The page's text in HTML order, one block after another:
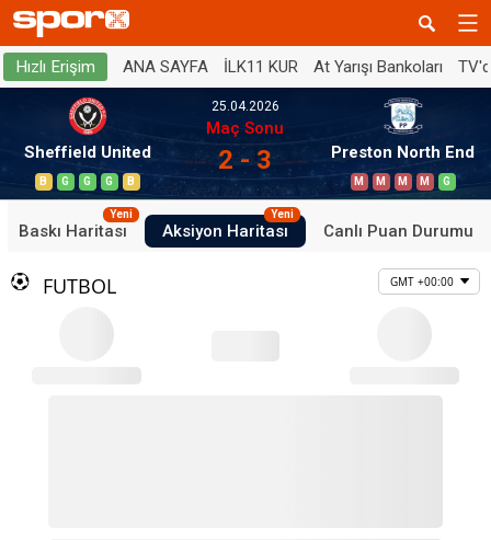
Hızlı Erişim ANA SAYFA İLK11 KUR At Yarışı Bankoları
Sheffield United
B G G G B
25.04.2026
Maç Sonu
2 - 3 Preston North End
M M M M G
Baskı Haritası
Yeni
Aksiyon Haritası
Yeni
Canlı Puan Durumu
FUTBOL GMT +00:00